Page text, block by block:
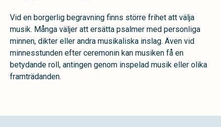
Vid en borgerlig begravning finns större frihet att välja
musik. Många väljer att ersätta psalmer med personliga
minnen, dikter eller andra musikaliska inslag. Även vid
minnesstunden efter ceremonin kan musiken få en
betydande roll, antingen genom inspelad musik eller olika
framträdanden.